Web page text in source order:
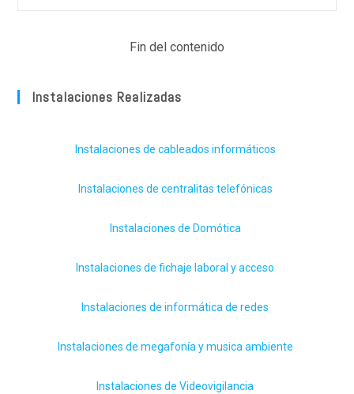
Fin del contenido
Instalaciones Realizadas
Instalaciones de cableados informáticos
Instalaciones de centralitas telefónicas
Instalaciones de Domótica
Instalaciones de fichaje laboral y acceso
Instalaciones de informática de redes
Instalaciones de megafonía y musica ambiente
Instalaciones de Videovigilancia